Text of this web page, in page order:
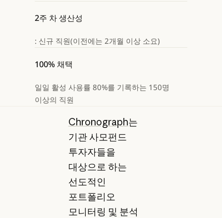
2주 차 생산성
: 신규 직원(이전에는 2개월 이상 소요)
100% 채택
일일 활성 사용률 80%를 기록하는 150명
이상의 직원
Chronograph는
기관 사모펀드
투자자들을
대상으로 하는
선도적인
포트폴리오
모니터링 및 분석